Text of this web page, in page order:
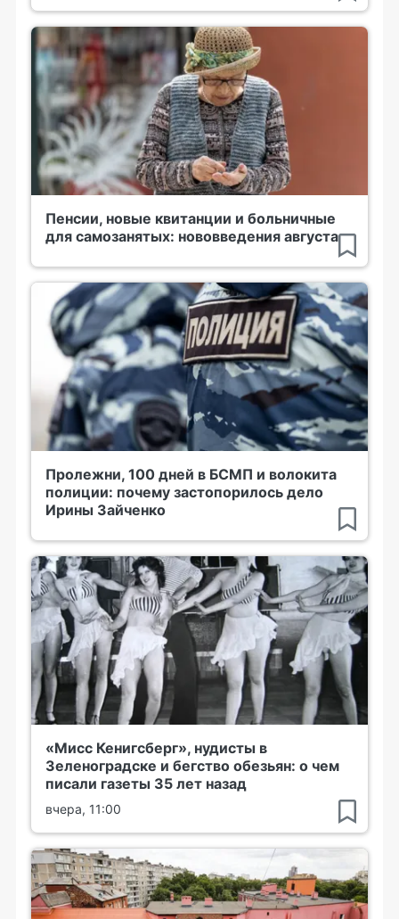
Пенсии, новые квитанции и больничные
для самозанятых: нововведения августа
Пролежни, 100 дней в БСМП и волокита
полиции: почему застопорилось дело
Ирины Зайченко
«Мисс Кенигсберг», нудисты в
Зеленоградске и бегство обезьян: о чем
писали газеты 35 лет назад
вчера, 11:00